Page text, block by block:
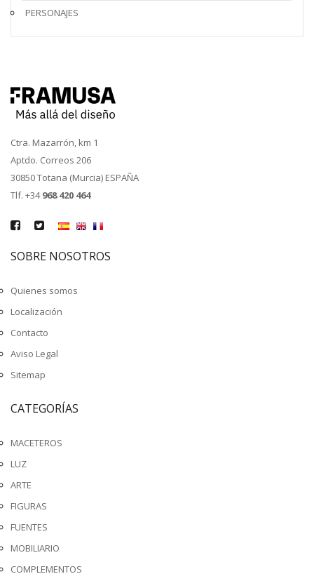
PERSONAJES
Ctra. Mazarrón, km 1
Aptdo. Correos 206
30850 Totana (Murcia) ESPAÑA
Tlf. +34968 420 464
SOBRE NOSOTROS
Quienes somos
Localización
Contacto
Aviso Legal
Sitemap
CATEGORÍAS
MACETEROS
LUZ
ARTE
FIGURAS
FUENTES
MOBILIARIO
COMPLEMENTOS